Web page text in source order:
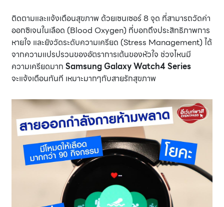
ติดตามและแจ้งเตือนสุขภาพ ด้วยเซนเซอร์ 8 จุด ที่สามารถวัดค่า
ออกซิเจนในเลือด (Blood Oxygen) ที่บอกถึงประสิทธิภาพการ
หายใจ และยังวัดระดับความเครียด (Stress Management) ได้
จากความแปรปรวนของอัตราการเต้นของหัวใจ ช่วงไหนมี
ความเครียดมาก Samsung Galaxy Watch4 Series
จะแจ้งเตือนทันที เหมาะมากๆกับสายรักสุขภาพ